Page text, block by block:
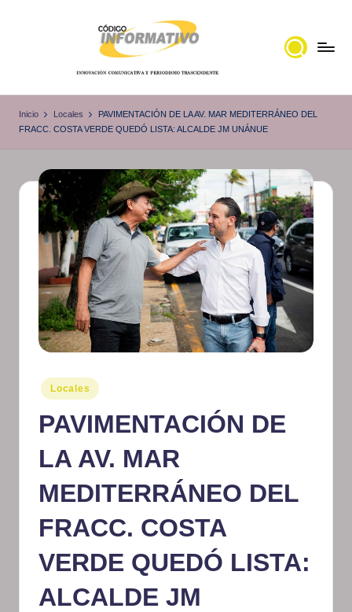
ó
i
g
o
I
n
f
o
r
m
at
iv
o
noticias
Inicio Locales
PAVIMENTACIÓN DE LA AV. MAR MEDITERRÁNEO DEL
FRACC. COSTA VERDE QUEDÓ LISTA: ALCALDE JM UNÁNUE
Publicado
en
Locales
PAVIMENTACIÓN DE
LA AV. MAR
MEDITERRÁNEO DEL
FRACC. COSTA
VERDE QUEDÓ LISTA:
ALCALDE JM